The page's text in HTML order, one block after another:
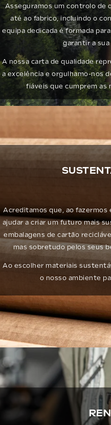
Asseguramos um controlo de
até ao fabrico, incluindo o
equipa dedicada é formada
garantir a
A nossa carta de qualidade
a excelência e orgulhamo-nos
fiáveis que cumprem as
Acreditamos que, ao fazermos
ajudar a criar um futuro mais
embalagens de cartão
mas sobretudo pelos seus
Ao escolher materiais
o nosso ambiente